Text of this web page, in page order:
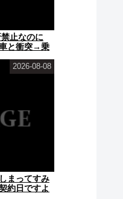
止なのに
と衝突→乗
まってすみ
約日ですよ
2026-08-08